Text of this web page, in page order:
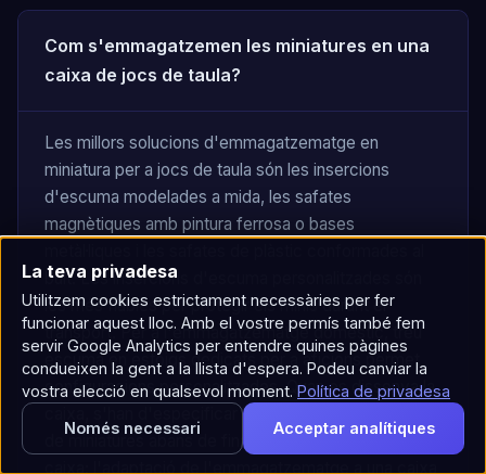
Com s'emmagatzemen les miniatures en una
caixa de jocs de taula?
Les millors solucions d'emmagatzematge en
miniatura per a jocs de taula són les insercions
d'escuma modelades a mida, les safates
magnètiques amb pintura ferrosa o bases
buit. Les insercions d'escuma personalitzades són
les més fiables per protegir els minis durant el
transport. Per a l'emmagatzematge domèstic, treu
escuma en estoigs dedicats per a aficions permet
configuracions personalitzades. Quan es dissenya la
caixa, s'han d'especificar la inserció i el recompte
de miniatures abans de finalitzar les dimensions de la
caixa; l'adaptació de l'emmagatzematge a una caixa
La teva privadesa
Utilitzem cookies estrictament necessàries per fer
funcionar aquest lloc. Amb el vostre permís també fem
servir Google Analytics per entendre quines pàgines
condueixen la gent a la llista d'espera. Podeu canviar la
vostra elecció en qualsevol moment. Política de privadesa
Només necessari
Acceptar analítiques